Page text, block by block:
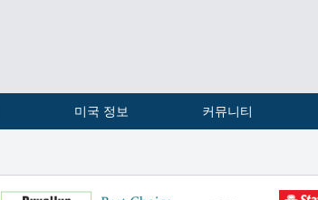
미국 정보 커뮤니티